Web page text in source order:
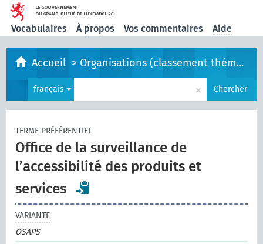
Vocabulaires À propos Vos commentaires Aide
Accueil > Organisations (classement thématique)
français × Chercher
TERME PRÉFÉRENTIEL
Office de la surveillance de
l’accessibilité des produits et
services
VARIANTE
OSAPS